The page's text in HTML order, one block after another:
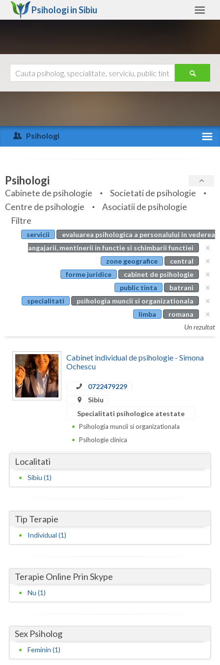
Psihologi inSibiu
Arad
Arges
Bihor
Bistrita-Nasaud
Botosani
Braila
Buzau
Cluj
Constanta
Covasna
Galati
Giurgiu
Harghita
Iasi
Ilfov
Mehedinti
Mures
Ajutor
Psihologi
Specialitati
Servicii
Articole
Evenimente
Psihologi
Cabinete de psihologie
Societati de psihologie
Centre de psihologie
Asociatii de psihologie
Filtre
servicii
evaluarea psihologica a personalului in vederea
angajarii, mentinerii in functie si schimbarii functiei
zone geografice
central
forme juridice
cabinet de psihologie
public tinta
batrani
specialitati
psihologia muncii si organizationala
limba
romana
Un rezultat
Cabinet individual de psihologie - Simona
Ochescu
0722479229
Sibiu
Specialitati psihologice atestate
Psihologia muncii si organizationala
Psihologie clinica
Localitati
Sibiu (1)
Tip Terapie
Individual (1)
Terapie Online Prin Skype
Nu (1)
Sex Psiholog
Feminin (1)